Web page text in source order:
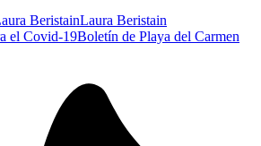
BeristainLaura Beristain
el Covid-19Boletín de Playa del Carmen